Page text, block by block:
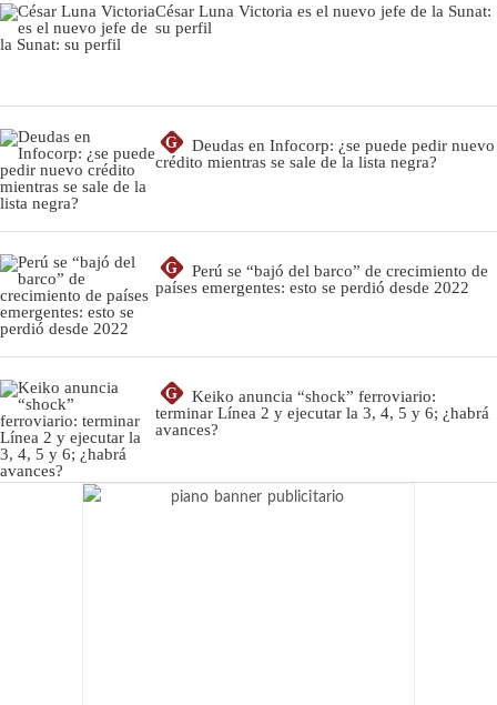
César Luna Victoria es el nuevo jefe de la Sunat:
su perfil
G
Deudas en Infocorp: ¿se puede pedir nuevo
crédito mientras se sale de la lista negra?
G
Perú se “bajó del barco” de crecimiento de
países emergentes: esto se perdió desde 2022
G
Keiko anuncia “shock” ferroviario:
terminar Línea 2 y ejecutar la 3, 4, 5 y 6; ¿habrá
avances?